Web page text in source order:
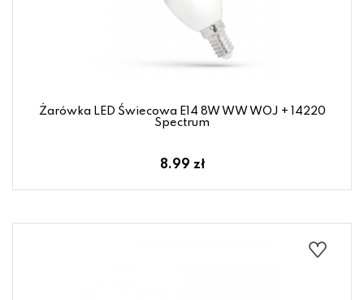
Żarówka LED Świecowa E14 8W WW WOJ + 14220
Spectrum
8.99 zł